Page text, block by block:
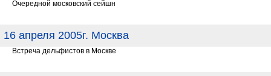
Очередной московский сейшн
16 апреля 2005г. Москва
Встреча дельфистов в Москве